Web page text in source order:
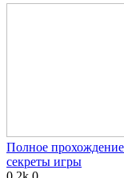
Полное
секреты игры